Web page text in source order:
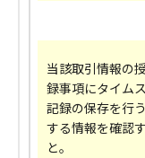
当該取引情報の
録事項にタイム
記録の保存を行
する情報を確認
と。